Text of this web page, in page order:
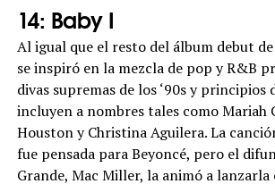
14: Baby I
Al igual que el resto del álbum debut de
se inspiró en la mezcla de pop y R&B
divas supremas de los ‘90s y principios
incluyen a nombres tales como Mariah
Houston y Christina Aguilera. La
fue pensada para Beyoncé, pero el
Grande, Mac Miller, la animó a lanzarla